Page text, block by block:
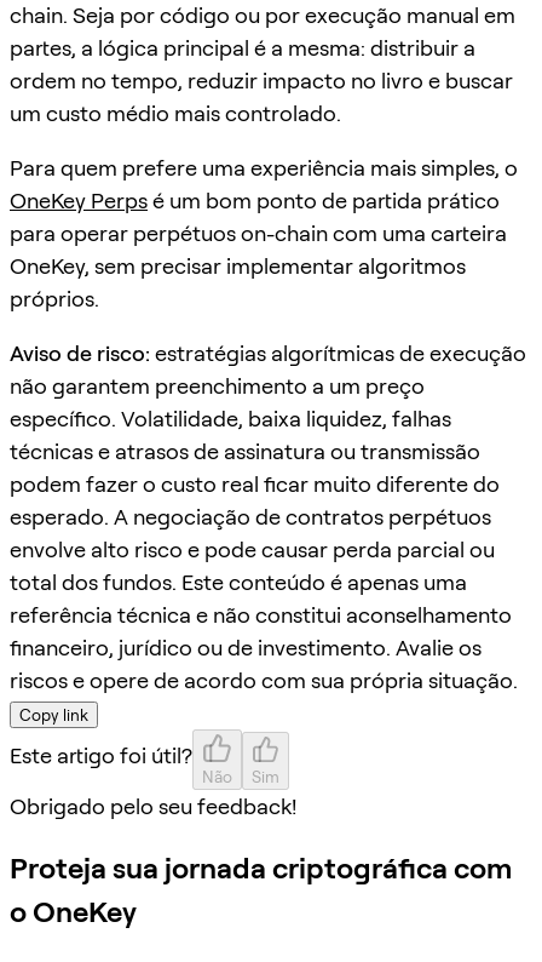
chain. Seja por código ou por execução manual em
partes, a lógica principal é a mesma: distribuir a
ordem no tempo, reduzir impacto no livro e buscar
um custo médio mais controlado.
Para quem prefere uma experiência mais simples, o
OneKey Perpsé um bom ponto de partida prático
para operar perpétuos on-chain com uma carteira
OneKey, sem precisar implementar algoritmos
próprios.
Aviso de risco: estratégias algorítmicas de execução
não garantem preenchimento a um preço
específico. Volatilidade, baixa liquidez, falhas
técnicas e atrasos de assinatura ou transmissão
podem fazer o custo real ficar muito diferente do
esperado. A negociação de contratos perpétuos
envolve alto risco e pode causar perda parcial ou
total dos fundos. Este conteúdo é apenas uma
referência técnica e não constitui aconselhamento
financeiro, jurídico ou de investimento. Avalie os
riscos e opere de acordo com sua própria situação.
Copy link
Este artigo foi útil?
Não Sim
Obrigado pelo seu feedback!
Proteja sua jornada criptográfica com
o OneKey